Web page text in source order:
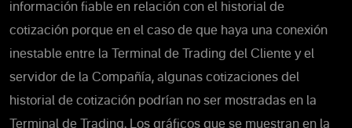
información fiable en relación con el historial de
cotización porque en el caso de que haya una conexión
inestable entre la Terminal de Trading del Cliente y el
servidor de la Compañía, algunas cotizaciones del
historial de cotización podrían no ser mostradas en la
Terminal de Trading. Los gráficos que se muestran en la